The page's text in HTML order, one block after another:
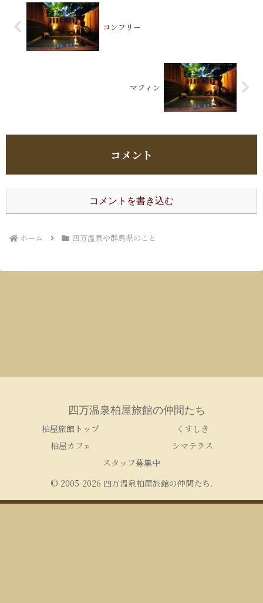
コンフリー
マフィン
コメント
コメントを書き込む
ホーム 四万温泉や群馬県のこと
四万温泉柏屋旅館の仲間たち
柏屋旅館トップ
くすしき
柏屋カフェ
シマテラス
スタッフ募集中
© 2005-2026 四万温泉柏屋旅館の仲間たち.